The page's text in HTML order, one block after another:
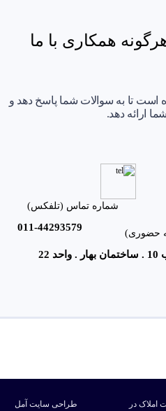
همکاری با ما
است تا به سوالات شما پاسخ دهد و
ارائه دهد.
شماره تماس (تلفکس)
011-44293579
حضوری)
املاک در
طراحی سایت آمل